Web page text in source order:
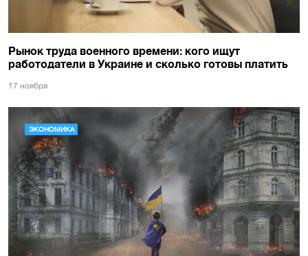
Рынок труда военного времени: кого ищут
работодатели в Украине и сколько готовы платить
17 ноября
ЭКОНОМИКА